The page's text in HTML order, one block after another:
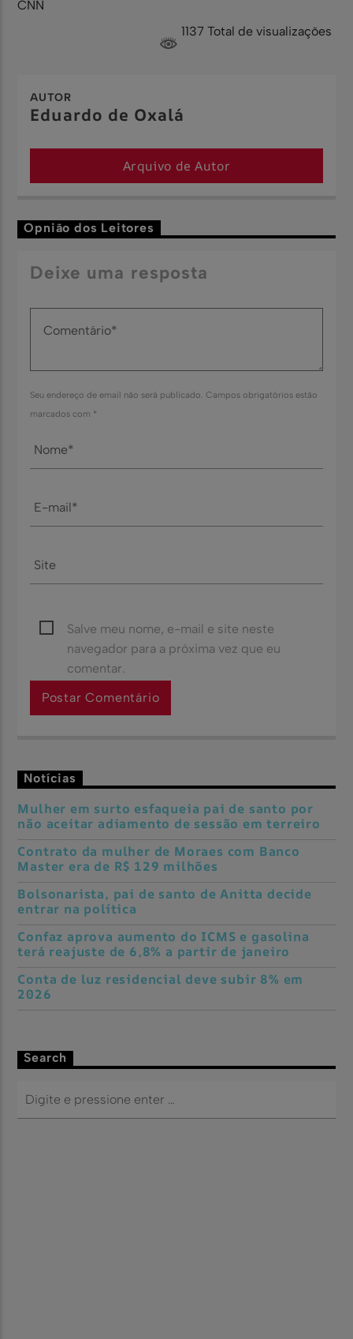
CNN
1137 Total de visualizações
AUTOR
Eduardo de Oxalá
Arquivo de Autor
Opnião dos Leitores
Deixe uma resposta
Seu endereço de email não será publicado. Campos obrigatórios estão
marcados com *
Salve meu nome, e-mail e site neste
navegador para a próxima vez que eu
comentar.
Notícias
Mulher em surto esfaqueia pai de santo por
não aceitar adiamento de sessão em terreiro
Contrato da mulher de Moraes com Banco
Master era de R$ 129 milhões
Bolsonarista, pai de santo de Anitta decide
entrar na política
Confaz aprova aumento do ICMS e gasolina
terá reajuste de 6,8% a partir de janeiro
Conta de luz residencial deve subir 8% em
2026
Search